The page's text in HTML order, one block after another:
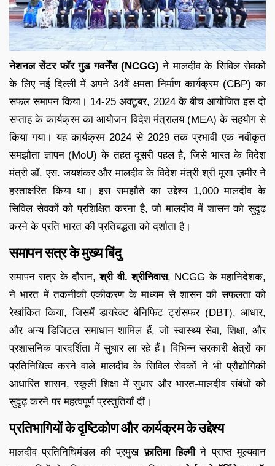
नेशनल सेंटर फॉर गुड गवर्नेंस (NCGG) ने मालदीव के सिविल सेवकों
के लिए नई दिल्ली में अपने 34वें क्षमता निर्माण कार्यक्रम (CBP) का
सफल समापन किया। 14-25 अक्टूबर, 2024 के बीच आयोजित इस दो
सप्ताह के कार्यक्रम का आयोजन विदेश मंत्रालय (MEA) के सहयोग से
किया गया। यह कार्यक्रम 2024 से 2029 तक प्रभावी एक नवीकृत
समझौता ज्ञापन (MoU) के तहत दूसरी पहल है, जिसे भारत के विदेश
मंत्री डॉ. एस. जयशंकर और मालदीव के विदेश मंत्री श्री मूसा ज़मीर ने
हस्ताक्षरित किया था। इस समझौते का उद्देश्य 1,000 मालदीव के
सिविल सेवकों को प्रशिक्षित करना है, जो मालदीव में शासन को सुदृढ़
करने के प्रति भारत की प्रतिबद्धता को दर्शाता है।
समापन सत्र के मुख्य बिंदु
समापन सत्र के दौरान,श्री वी. श्रीनिवास, NCGG के महानिदेशक,
ने भारत में तकनीकी एकीकरण के माध्यम से शासन की सफलता को
रेखांकित किया, जिसमें डायरेक्ट बेनिफिट ट्रांसफर (DBT), आधार,
और अन्य डिजिटल समाधान शामिल हैं, जो स्वास्थ्य सेवा, शिक्षा, और
प्रशासनिक पारदर्शिता में सुधार ला रहे हैं। विभिन्न सरकारी क्षेत्रों का
प्रतिनिधित्व करने वाले मालदीव के सिविल सेवकों ने भी प्रौद्योगिकी
आधारित शासन, स्कूली शिक्षा में सुधार और भारत-मालदीव संबंधों को
सुदृढ़ करने पर महत्वपूर्ण प्रस्तुतियाँ दीं।
प्रतिभागियों के दृष्टिकोण और कार्यक्रम के उद्देश्य
मालदीव प्रतिनिधिमंडल की प्रमुखफ़ातिमा हिल्मीने प्राप्त मूल्यवान